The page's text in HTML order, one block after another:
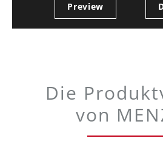
Preview
Die
von